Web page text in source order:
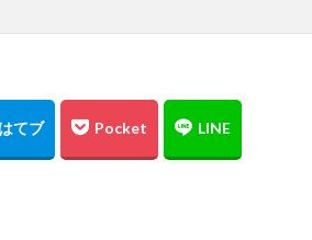
トコイン ヒラメ ヒラメ釣り
ケ タックルインプレ ダイワ